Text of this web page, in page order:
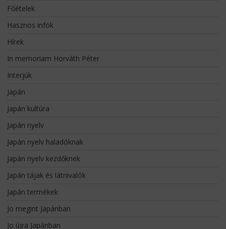
Főételek
Hasznos infók
Hírek
In memoriam Horváth Péter
Interjúk
Japán
Japán kultúra
Japán nyelv
Japán nyelv haladóknak
Japán nyelv kezdőknek
Japán tájak és látnivalók
Japán termékek
Jo megint Japánban
Jo újra Japánban